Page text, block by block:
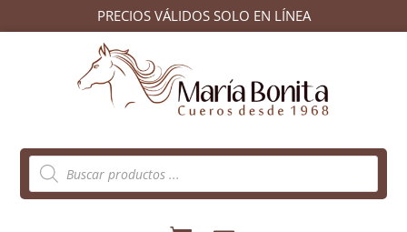
PRECIOS VÁLIDOS SOLO EN LÍNEA
Búsqueda
de
productos